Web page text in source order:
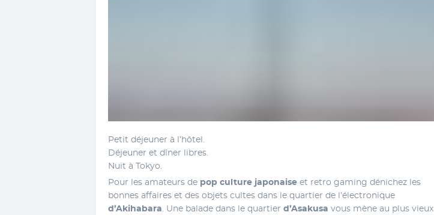
Petit déjeuner à l’hôtel.
Déjeuner et dîner libres.
Nuit à Tokyo.
Pour les amateurs de pop culture japonaise et retro gaming dénichez les
d’Akihabara. Une balade dans le quartier d’Asakusa vous mène au plus vieux